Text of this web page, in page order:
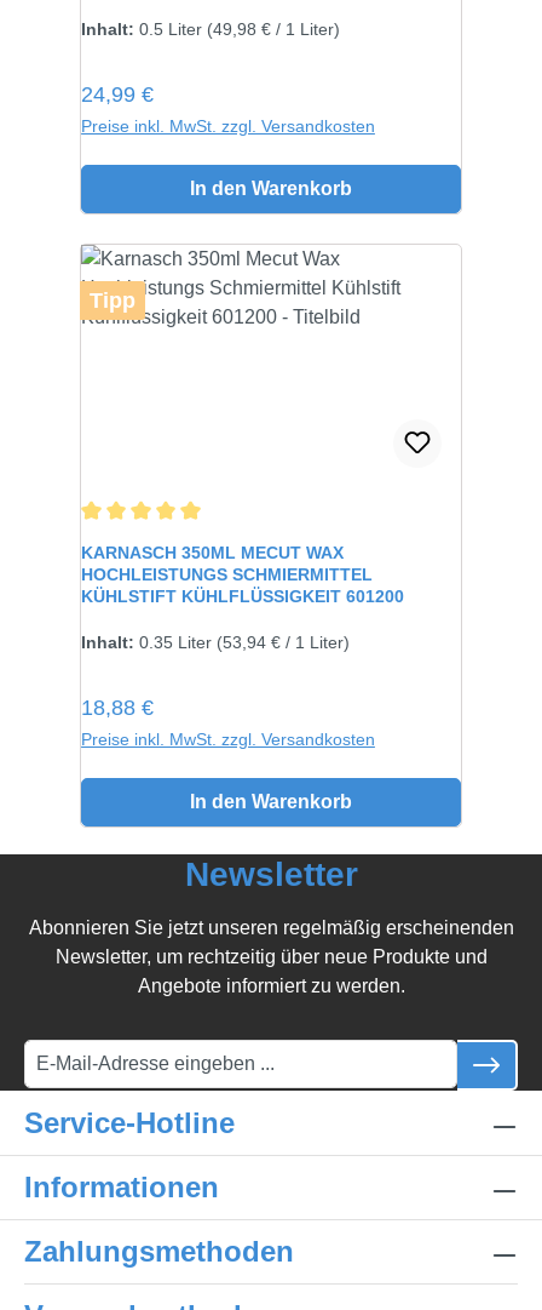
Inhalt: 0.5 Liter (49,98 € / 1 Liter)
Regulärer Preis:
24,99 €
Preise inkl. MwSt. zzgl. Versandkosten
In den Warenkorb
Tipp
KARNASCH 350ML MECUT WAX
HOCHLEISTUNGS SCHMIERMITTEL
KÜHLSTIFT KÜHLFLÜSSIGKEIT 601200
Inhalt: 0.35 Liter (53,94 € / 1 Liter)
Regulärer Preis:
18,88 €
Preise inkl. MwSt. zzgl. Versandkosten
In den Warenkorb
Newsletter
Abonnieren Sie jetzt unseren regelmäßig erscheinenden
Newsletter, um rechtzeitig über neue Produkte und
Angebote informiert zu werden.
Service-Hotline
Informationen
Zahlungsmethoden